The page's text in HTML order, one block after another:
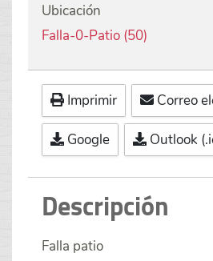
Ubicación
Falla-0-Patio (50)
Imprimir Correo
Google Outlook
Descripción
Falla patio